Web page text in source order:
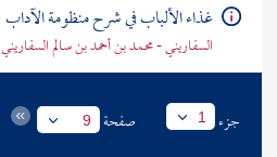
غذاء الألباب في شرح منظومة الآداب
السفاريني - محمد بن أحمد بن سالم السفاريني
جزء 1 صفحة 9